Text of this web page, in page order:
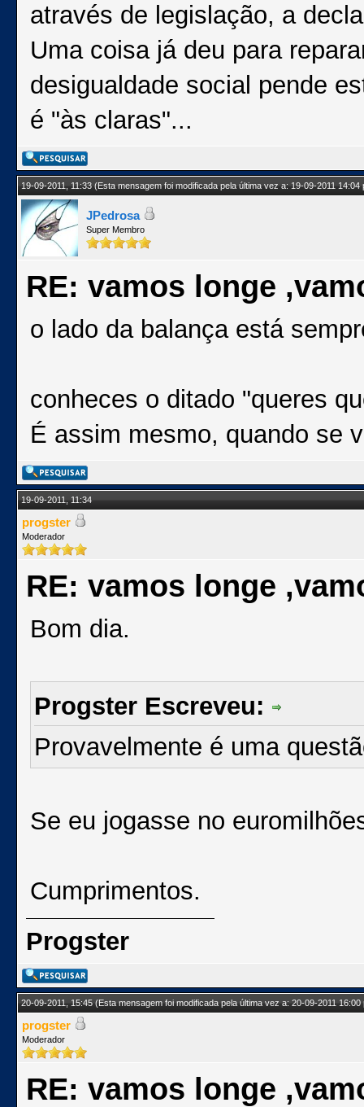
através de legislação, a
Uma coisa já deu para
desigualdade social pende
é "às claras"...
19-09-2011, 11:33(Esta mensagem foi modificada pela última vez a: 19-09-2011
JPedrosa
Super Membro
RE: vamos longe
o lado da balança está
conheces o ditado "queres
É assim mesmo, quando se
19-09-2011, 11:34
progster
Moderador
RE: vamos longe
Bom dia.
Progster Escreveu:
Provavelmente é uma
Se eu jogasse no
Cumprimentos.
Progster
20-09-2011, 15:45(Esta mensagem foi modificada pela última vez a: 20-09-2011
progster
Moderador
RE: vamos longe